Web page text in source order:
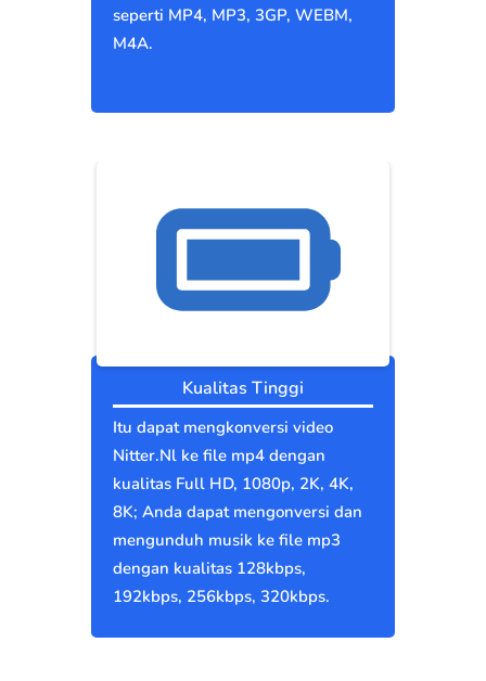
seperti MP4, MP3, 3GP, WEBM,
M4A.
Kualitas Tinggi
Itu dapat mengkonversi video
Nitter.Nl ke file mp4 dengan
kualitas Full HD, 1080p, 2K, 4K,
8K; Anda dapat mengonversi dan
mengunduh musik ke file mp3
dengan kualitas 128kbps,
192kbps, 256kbps, 320kbps.